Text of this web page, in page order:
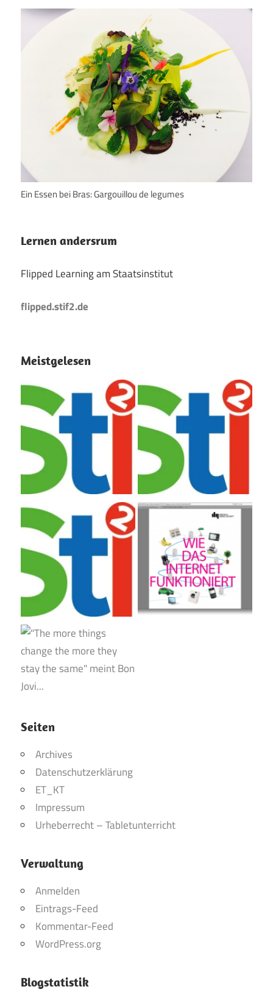
Ein Essen bei Bras: Gargouillou de legumes
Lernen andersrum
Flipped Learning am Staatsinstitut
flipped.stif2.de
Meistgelesen
Seiten
Archives
Datenschutzerklärung
ET_KT
Impressum
Urheberrecht – Tabletunterricht
Verwaltung
Anmelden
Eintrags-Feed
Kommentar-Feed
WordPress.org
Blogstatistik